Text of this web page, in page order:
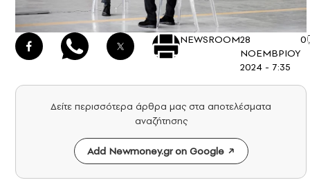
NEWSROOM28
ΝΟΕΜΒΡΙΟΥ
2024 - 7:35
0
Δείτε περισσότερα άρθρα μας στα αποτελέσματα
αναζήτησης
Add Newmoney.gr on Google